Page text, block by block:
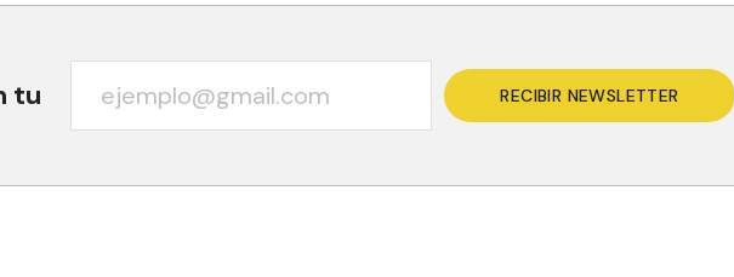
tu RECIBIR NEWSLETTER